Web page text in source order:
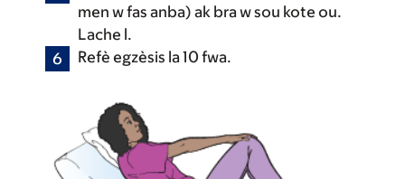
men w fas anba) ak bra w sou kote ou.
Lache l.
Refè egzèsis la 10 fwa.